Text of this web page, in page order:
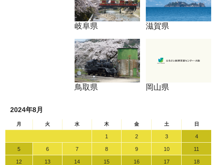
岐阜県 滋賀県
鳥取県 岡山県
2024年8月
月 火 水 木 金 土 日
1 2 3 4
5 6 7 8 9 10 11
12 13 14 15 16 17 18